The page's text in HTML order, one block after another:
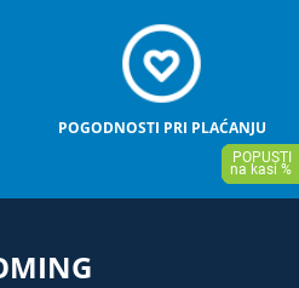
POGODNOSTI PRI PLAĆANJU